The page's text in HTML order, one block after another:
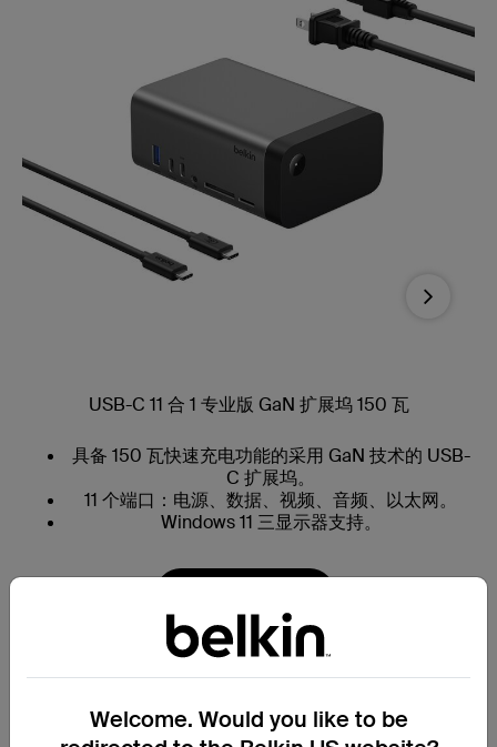
USB-C 11 合 1 专业版 GaN 扩展坞 150 瓦
具备 150 瓦快速充电功能的采用 GaN 技术的 USB-
C 扩展坞。
11 个端口：电源、数据、视频、音频、以太网。
Windows 11 三显示器支持。
Next
USB-C 与传统适配器
Welcome. Would you like to be